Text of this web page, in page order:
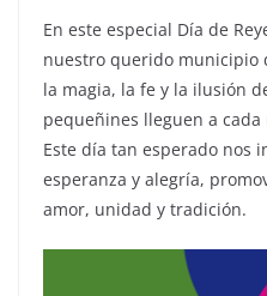
En este especial Día de
nuestro querido municipio
la magia, la fe y la ilusión
pequeñines lleguen a
Este día tan esperado nos
esperanza y alegría,
amor, unidad y tradición.